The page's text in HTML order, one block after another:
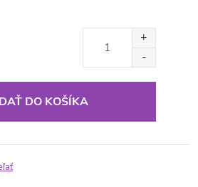
DO KOŠÍKA